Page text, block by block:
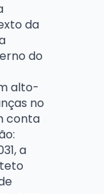
da
do
alto-
no
conta
a